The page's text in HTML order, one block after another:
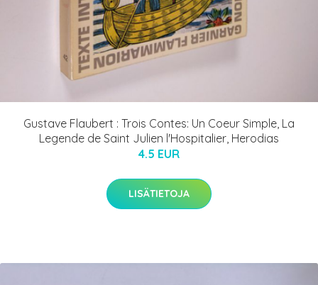
Gustave Flaubert : Trois Contes: Un Coeur Simple, La
Legende de Saint Julien l'Hospitalier, Herodias
4.5 EUR
LISÄTIETOJA